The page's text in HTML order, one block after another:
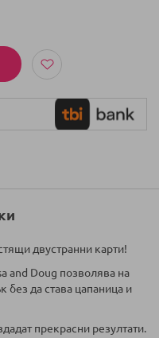
двустранни карти!
and Doug позволява на
без да става цапаница и
прекрасни резултати.